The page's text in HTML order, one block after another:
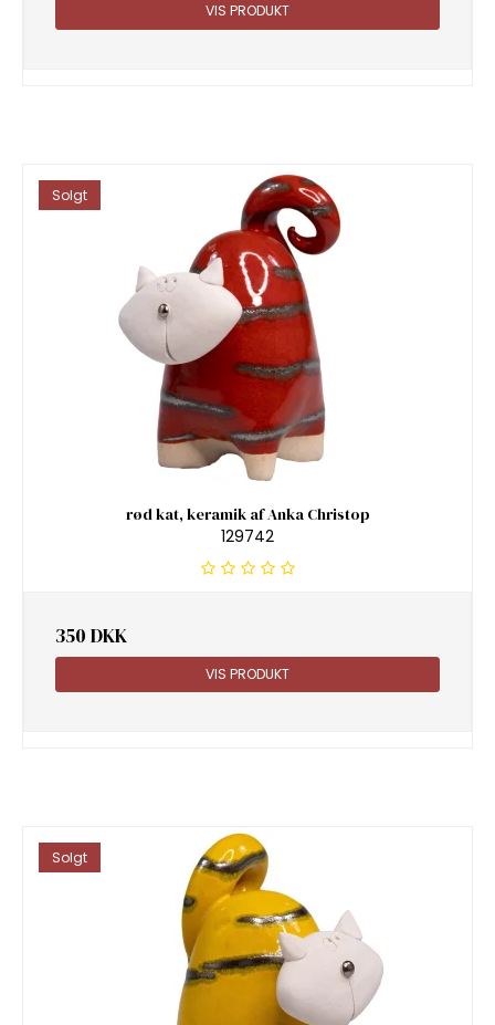
VIS PRODUKT
Solgt
rød kat, keramik af Anka Christop
129742
350 DKK
VIS PRODUKT
Solgt